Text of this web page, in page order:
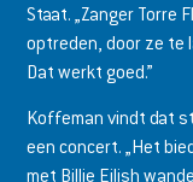
Staat. „Zanger Torre
optreden, door ze te
Dat werkt goed.”
Koffeman vindt dat
een concert. „Het
met Billie Eilish